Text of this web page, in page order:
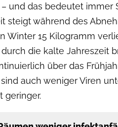
und das bedeutet immer
steigt während des
Winter 15 Kilogramm
die kalte Jahreszeit
über das
auch weniger Viren
geringer.